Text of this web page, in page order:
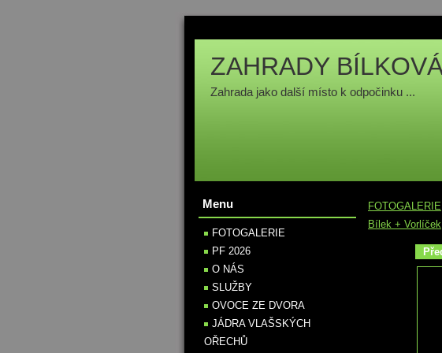
ZAHRADY
Zahrada jako další místo k odpočinku ...
FOTOGALERIE
Bílek + Vorlíček
Menu
FOTOGALERIE
PF 2026
O NÁS
SLUŽBY
OVOCE ZE DVORA
JÁDRA VLAŠSKÝCH
OŘECHŮ